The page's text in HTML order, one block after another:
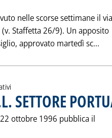
nelle scorse settimane il via
Staffetta 26/9). Un apposito
approvato martedì sc...
SETTORE
ottobre 1996 pubblica il